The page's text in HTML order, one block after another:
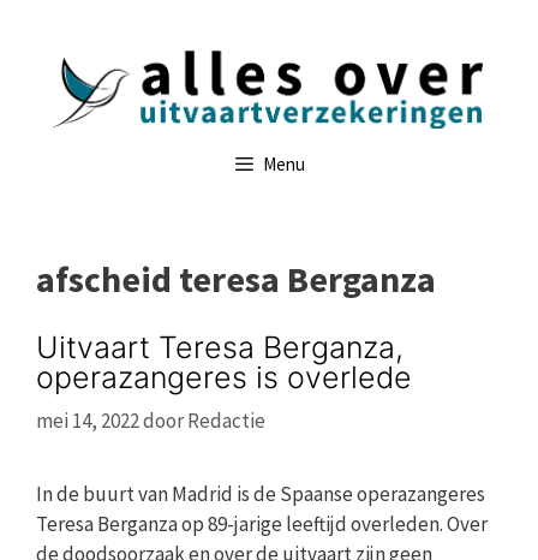
Menu
afscheid teresa Berganza
Uitvaart Teresa Berganza,
operazangeres is overlede
mei 14, 2022doorRedactie
In de buurt van Madrid is de Spaanse operazangeres
Teresa Berganza op 89-jarige leeftijd overleden. Over
de doodsoorzaak en over de uitvaart zijn geen